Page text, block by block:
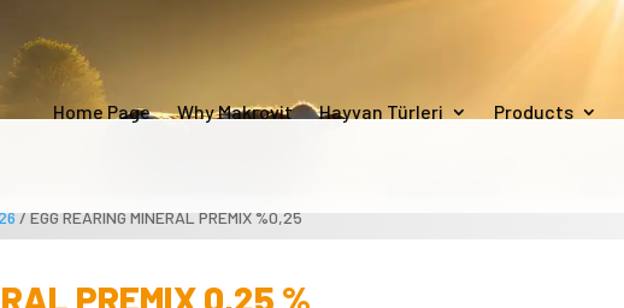
Home Page Why Makrovit Hayvan Türleri Products
/ EGG REARING MINERAL PREMIX %0,25
PREMIX 0,25 %